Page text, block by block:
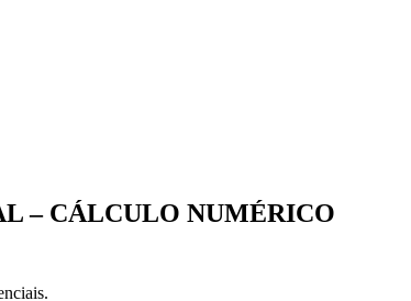
– CÁLCULO NUMÉRICO